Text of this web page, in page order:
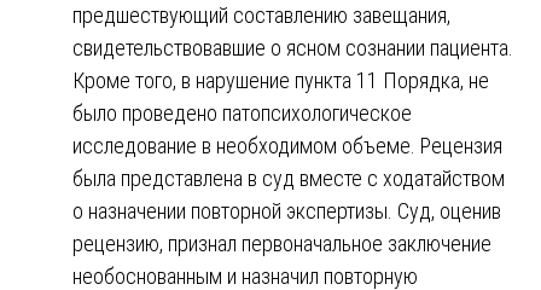
предшествующий составлению завещания,
свидетельствовавшие о ясном сознании пациента.
Кроме того, в нарушение пункта 11 Порядка, не
было проведено патопсихологическое
исследование в необходимом объеме. Рецензия
была представлена в суд вместе с ходатайством
о назначении повторной экспертизы. Суд, оценив
рецензию, признал первоначальное заключение
необоснованным и назначил повторную